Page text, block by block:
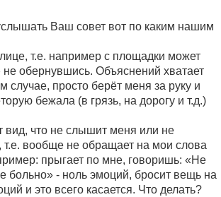
Ваш совет вот по каким нашим
т.е. например с площадки может
обернувшись. Объяснений хватает
случае, просто берёт меня за руку и
бежала (в грязь, на дорогу и т.д.)
вид, что не слышит меня или не
т.е. вообще не обращает на мои слова
прыгает по мне, говоришь: «Не
больно» - ноль эмоций, бросит вещь на
и это всего касается. Что делать?